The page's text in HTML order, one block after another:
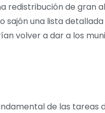
redistribución de gran
sajón una lista
volver a dar a los
de las tareas